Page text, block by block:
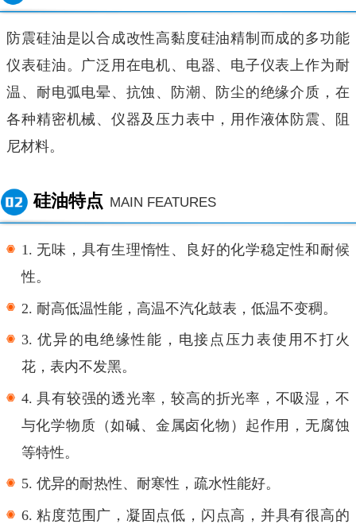
防震硅油是以合成改性高黏度硅油精制而成的多功能
仪表硅油。广泛用在电机、电器、电子仪表上作为耐
温、耐电弧电晕、抗蚀、防潮、防尘的绝缘介质，在
各种精密机械、仪器及压力表中，用作液体防震、阻
尼材料。
硅油特点 MAIN FEATURES
1. 无味，具有生理惰性、良好的化学稳定性和耐候
性。
2. 耐高低温性能，高温不汽化鼓表，低温不变稠。
3.优异的电绝缘性能，电接点压力表使用不打火
花，表内不发黑。
4.具有较强的透光率，较高的折光率，不吸湿，不
与化学物质（如碱、金属卤化物）起作用，无腐蚀
等特性。
5. 优异的耐热性、耐寒性，疏水性能好。
6.粘度范围广，凝固点低，闪点高，并具有很高的